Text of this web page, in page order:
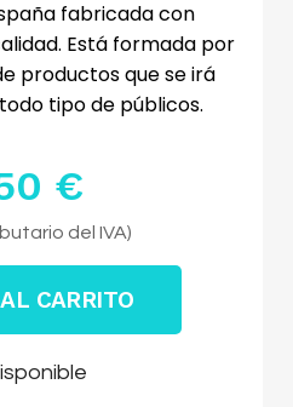
fabricada con
Está formada por
productos que se irá
tipo de públicos.
€
excluidos
del IVA)
CARRITO